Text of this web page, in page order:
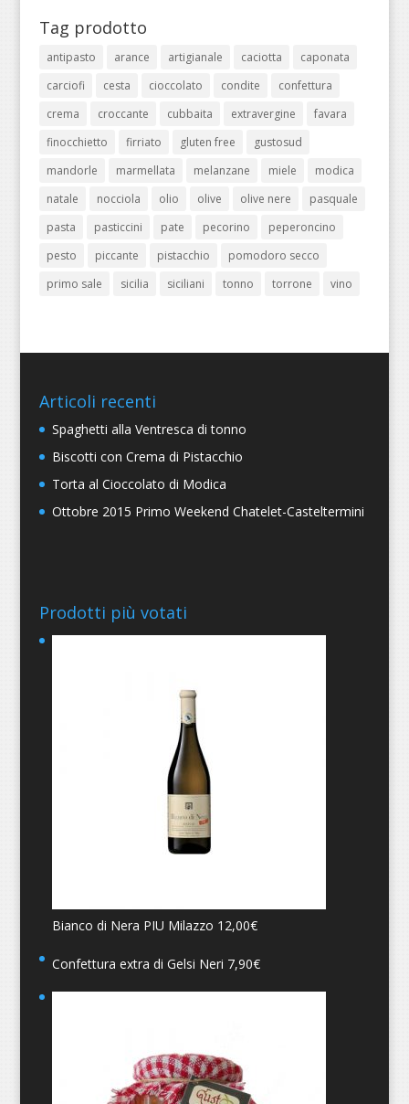
Tag prodotto
antipasto arance artigianale caciotta
caponata
carciofi
cesta cioccolato condite
confettura
crema
croccante cubbaita extravergine
favara
finocchietto
firriato gluten free
gustosud
mandorle
marmellata melanzane miele
modica
natale
nocciola olio olive olive nere
pasquale
pasta
pasticcini pate pecorino
peperoncino
pesto
piccante pistacchio
pomodoro secco
primo sale
sicilia siciliani tonno torrone vino
Articoli recenti
Spaghetti alla Ventresca di tonno
Biscotti con Crema di Pistacchio
Torta al Cioccolato di Modica
Ottobre 2015 Primo Weekend Chatelet-Casteltermini
Prodotti più votati
Bianco di Nera PIU Milazzo 12,00€
Confettura extra di Gelsi Neri 7,90€